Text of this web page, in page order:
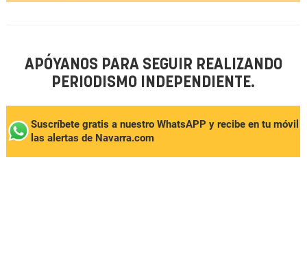
APÓYANOS PARA SEGUIR REALIZANDO
PERIODISMO INDEPENDIENTE.
Suscríbete gratis a nuestro WhatsAPP y recibe en tu móvil
las alertas de Navarra.com